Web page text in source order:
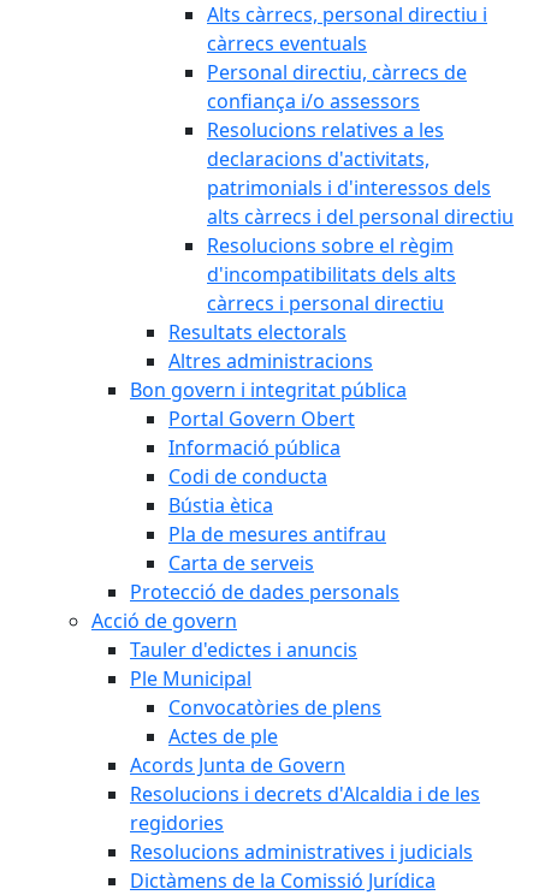
Alts càrrecs, personal directiu i
càrrecs eventuals
Personal directiu, càrrecs de
confiança i/o assessors
Resolucions relatives a les
declaracions d'activitats,
patrimonials i d'interessos dels
alts càrrecs i del personal directiu
Resolucions sobre el règim
d'incompatibilitats dels alts
càrrecs i personal directiu
Resultats electorals
Altres administracions
Bon govern i integritat pública
Portal Govern Obert
Informació pública
Codi de conducta
Bústia ètica
Pla de mesures antifrau
Carta de serveis
Protecció de dades personals
Acció de govern
Tauler d'edictes i anuncis
Ple Municipal
Convocatòries de plens
Actes de ple
Acords Junta de Govern
Resolucions i decrets d'Alcaldia i de les
regidories
Resolucions administratives i judicials
Dictàmens de la Comissió Jurídica